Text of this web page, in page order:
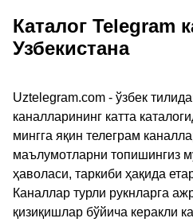
Каталог Telegram
Узбекистана
Uztelegram.com - ўзбек
каналларининг катта
мингга яқин телеграм
маълумотларни топишингиз
ҳаволаси, таркиби ҳақида
Каналлар турли рукнларга
қизиқишлар бўйича керакли